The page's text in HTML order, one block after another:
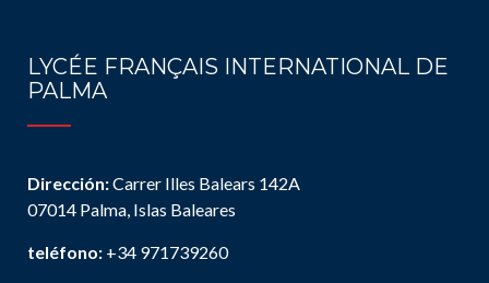
LYCÉE FRANÇAIS INTERNATIONAL DE
PALMA
Dirección:Carrer Illes Balears 142A
07014 Palma, Islas Baleares
teléfono: +34 971739260